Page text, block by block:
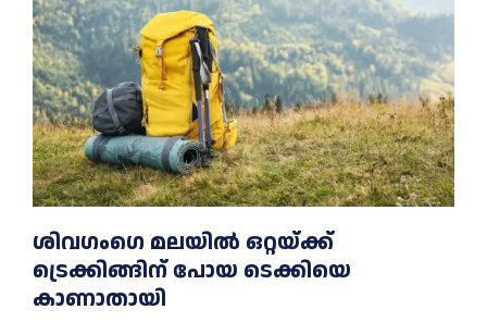
ശിവഗംഗെ മലയിൽ ഒറ്റയ്ക്ക്
ട്രെക്കിങ്ങിന് പോയ ടെക്കിയെ
കാണാതായി